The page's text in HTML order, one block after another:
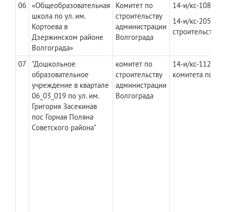
06 «Общеобразовательная
школа по ул. им.
Кортоева в
Дзержинском районе
Волгограда»
Комитет по
строительству
администрации
Волгограда
​14-и/кс-1083
14-и/кс-2059
строительству
07
"Дошкольное
образовательное
учреждение в квартале
06_03_019 по ул. им.
Григория Засекинав
пос Горная Поляна
Советского района"
комитет по
строительству
администрации
Волгограда
​14-и/кс-1121
комитета по